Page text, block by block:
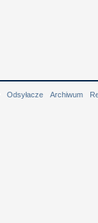
Odsyłacze Archiwum